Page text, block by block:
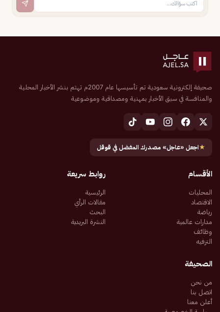
صحيفة إلكترونية سعودية تم تأسيسها عام 2007م تهتم بنشر الأخبار المحلية
والمنافسة في سبق الأخبار بمهنية ومصداقية وموضوعية
★اجعل «عاجل» مصدرك المفضل في قوقل
الأقسام
المحليات
الاقتصاد
رياضة
مدارات عالمية
وظائف
الترفيه
روابط سريعة
الرئيسية
مقالات الرأي
البحث
النشرة البريدية
الصحيفة
من نحن
اتصل بنا
أعلن معنا